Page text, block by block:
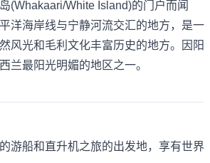
(Whakaari/White Island)的门户而闻
洋海岸线与宁静河流交汇的地方，是一
风光和毛利文化丰富历史的地方。因阳
兰最阳光明媚的地区之一。
游船和直升机之旅的出发地，享有世界